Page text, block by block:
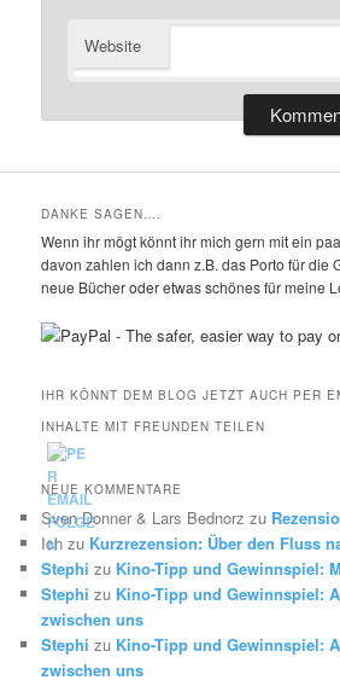
Website
DANKE SAGEN….
Wenn ihr mögt könnt ihr mich gern mit ein
davon zahlen ich dann z.B. das Porto für die
neue Bücher oder etwas schönes für meine
IHR KÖNNT DEM BLOG JETZT AUCH PER
INHALTE MIT FREUNDEN TEILEN
NEUE KOMMENTARE
Sven Donner & Lars Bednorz zu
Ich zu Kurzrezension: Über den Fluss
Stephi zu Kino-Tipp und Gewinnspiel:
Stephi zu Kino-Tipp und Gewinnspiel:
zwischen uns
Stephi zu Kino-Tipp und Gewinnspiel:
zwischen uns